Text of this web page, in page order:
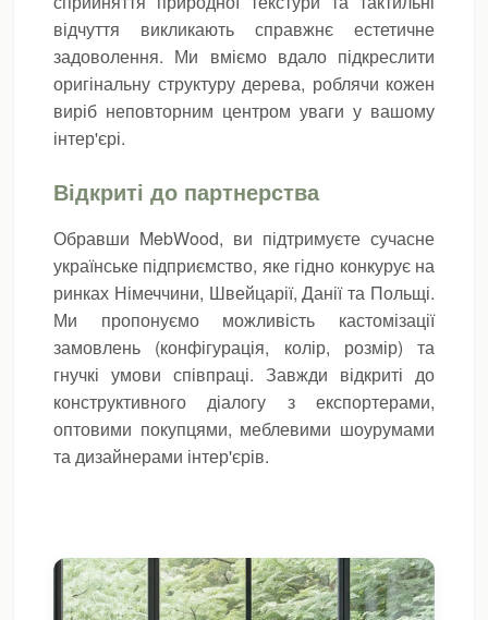
відчуття викликають справжнє естетичне
задоволення. Ми вміємо вдало підкреслити
оригінальну структуру дерева, роблячи кожен
виріб неповторним центром уваги у вашому
інтер'єрі.
Відкриті до партнерства
Обравши MebWood, ви підтримуєте сучасне
українське підприємство, яке гідно конкурує на
ринках Німеччини, Швейцарії, Данії та Польщі.
Ми пропонуємо можливість кастомізації
замовлень (конфігурація, колір, розмір) та
гнучкі умови співпраці. Завжди відкриті до
конструктивного діалогу з експортерами,
оптовими покупцями, меблевими шоурумами
та дизайнерами інтер'єрів.